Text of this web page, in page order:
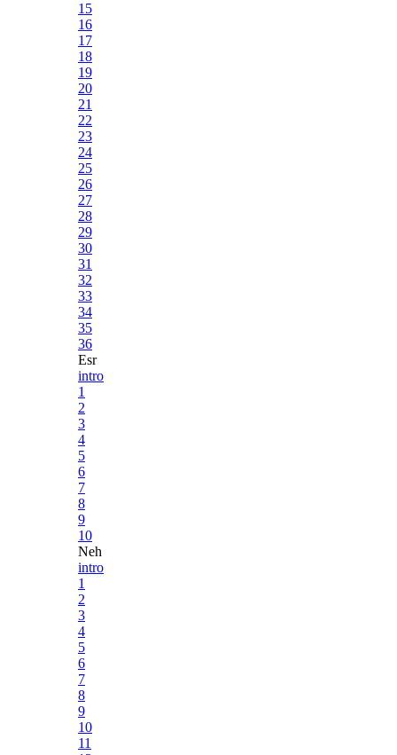
15
16
17
18
19
20
21
22
23
24
25
26
27
28
29
30
31
32
33
34
35
36
Esr
intro
1
2
3
4
5
6
7
8
9
10
Neh
intro
1
2
3
4
5
6
7
8
9
10
11